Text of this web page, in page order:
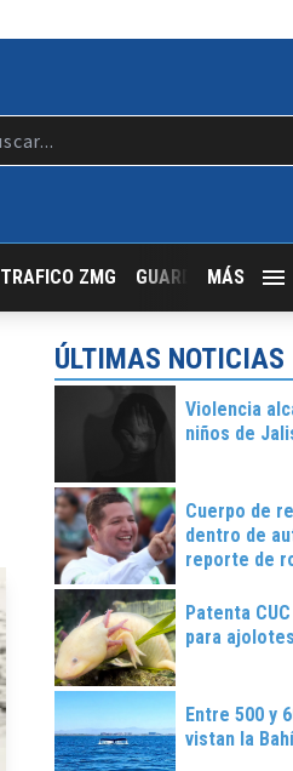
TRAFICO ZMG GUARDIAMÁS
ÚLTIMAS NOTICIAS
Violencia
niños de
Cuerpo de
dentro de
reporte de
Patenta
para ajolotes
Entre 500 y
vistan la